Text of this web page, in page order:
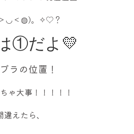
◡＜◍)。✧♡？
①だよ💛
ブラの位置！
ゃ大事！！！！！
違えたら、